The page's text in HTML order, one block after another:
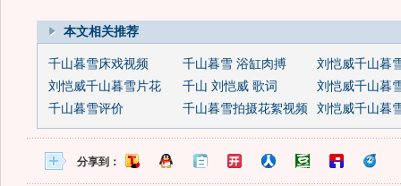
本文相关推荐
千山暮雪床戏视频 千山暮雪 浴缸肉搏
刘恺威千山暮
刘恺威千山暮雪片花
千山 刘恺威 歌词
刘恺威千山暮
千山暮雪评价
千山暮雪拍摄花絮视频 刘恺威千山暮
分享到：